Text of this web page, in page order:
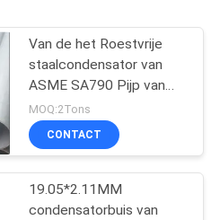
Van de het Roestvrije
staalcondensator van
ASME SA790 Pijp van
het de Buisuns S31500
de Duplexroestvrije staal
MOQ:2Tons
CONTACT
19.05*2.11MM
condensatorbuis van